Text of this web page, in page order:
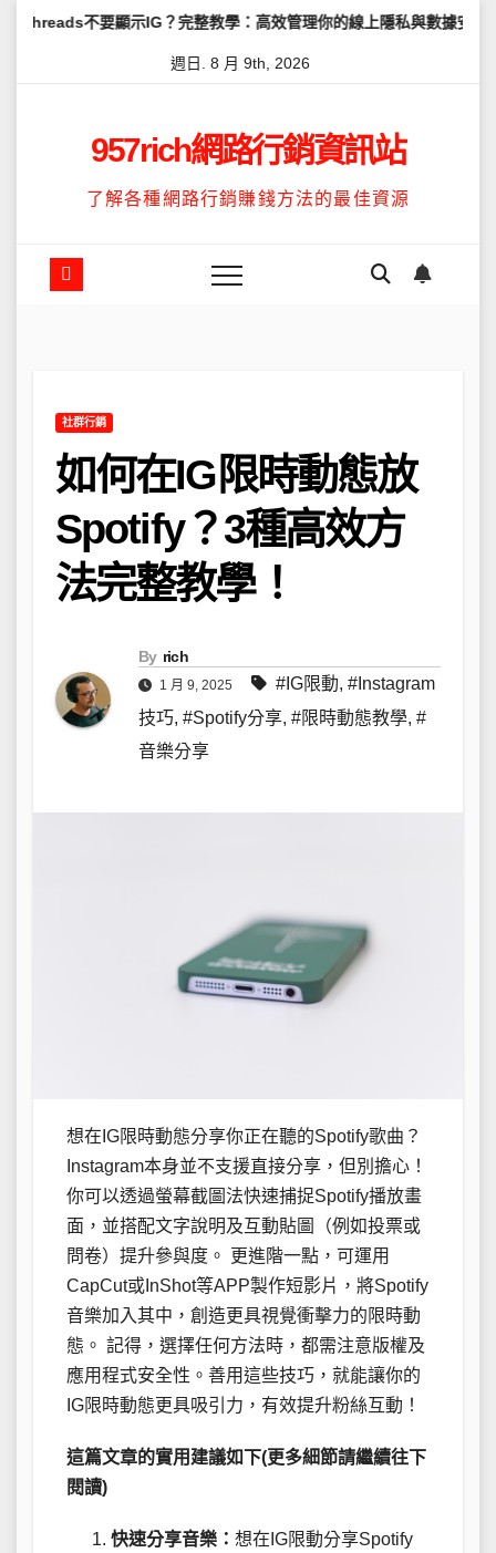
Skip示IG？完整教學：高效管理你的線上隱私與數據安全 怎麼讓
週日. 8 月 9th, 2026
957rich網路行銷資訊站
了解各種網路行銷賺錢方法的最佳資源
社群行銷
如何在IG限時動態放
Spotify？3種高效方
法完整教學！
By rich
1 月 9, 2025 #IG限動, #Instagram
技巧, #Spotify分享, #限時動態教學, #
音樂分享
想在IG限時動態分享你正在聽的Spotify歌曲？
Instagram本身並不支援直接分享，但別擔心！
你可以透過螢幕截圖法快速捕捉Spotify播放畫
面，並搭配文字說明及互動貼圖（例如投票或
問卷）提升參與度。 更進階一點，可運用
CapCut或InShot等APP製作短影片，將Spotify
音樂加入其中，創造更具視覺衝擊力的限時動
態。 記得，選擇任何方法時，都需注意版權及
應用程式安全性。善用這些技巧，就能讓你的
IG限時動態更具吸引力，有效提升粉絲互動！
這篇文章的實用建議如下(更多細節請繼續往下
閱讀)
快速分享音樂： 想在IG限動分享Spotify